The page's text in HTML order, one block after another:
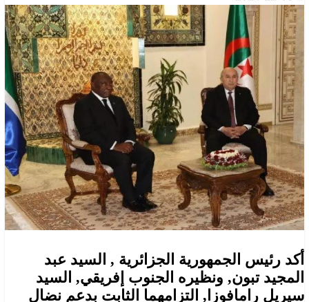
أكد رئيس الجمهورية الجزائرية , السيد عبد
المجيد تبون, ونظيره الجنوب إفريقي, السيد
سيريل رامافوزا, التزامهما الثابت بدعم نضال